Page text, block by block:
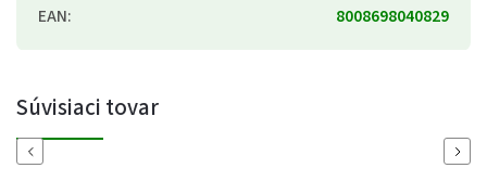
EAN: 8008698040829
Súvisiaci tovar
Previous Next